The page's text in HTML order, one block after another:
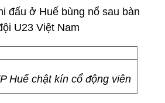
Ảnh S.Đồng
ở Hà Nội cũng hồi hộp theo dõi
đá U23 Việt Nam